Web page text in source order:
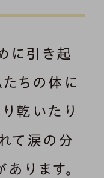
に引き起
たちの体に
乾いたり
て涙の分
ります。